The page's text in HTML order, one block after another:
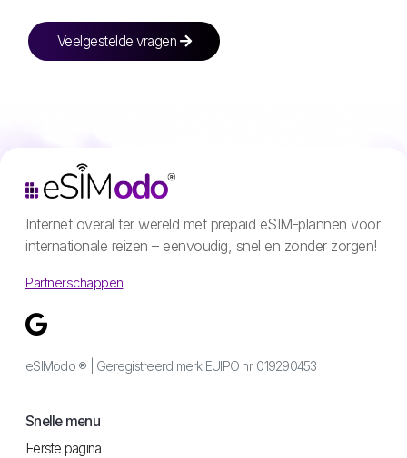
Veelgestelde vragen
Internet overal ter wereld met prepaid eSIM-plannen voor
internationale reizen – eenvoudig, snel en zonder zorgen!
Partnerschappen
eSIModo ® | Geregistreerd merk EUIPO nr. 019290453
Snelle menu
Eerste pagina